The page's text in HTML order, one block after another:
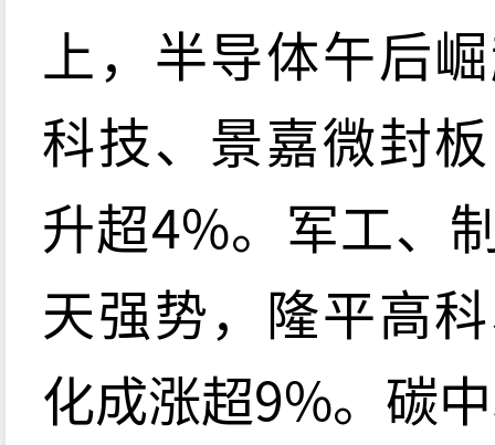
上，半导体午后
科技、景嘉微封
升超4%。军工、
天强势，隆平高
化成涨超9%。碳